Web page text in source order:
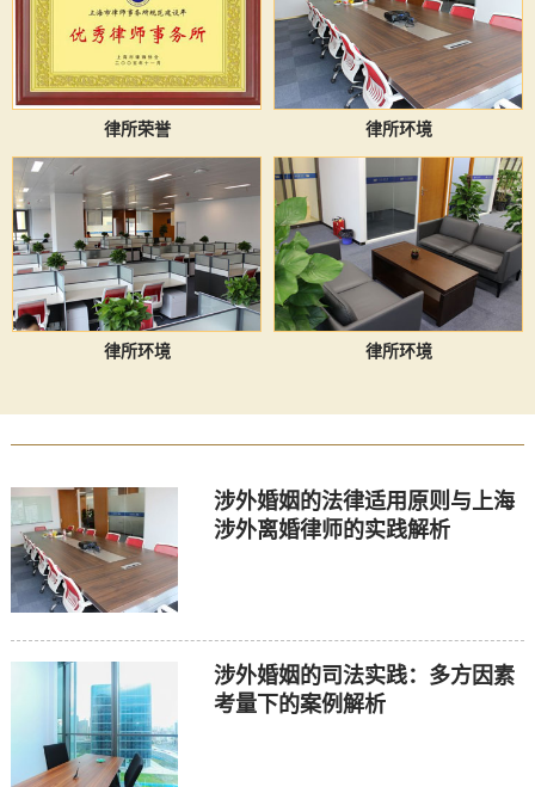
律所荣誉 律所环境
律所环境 律所环境
涉外婚姻的法律适用原则与上海
涉外离婚律师的实践解析
涉外婚姻的司法实践：多方因素
考量下的案例解析